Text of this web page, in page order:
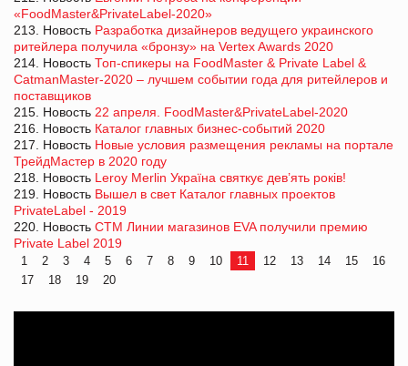
«FoodMaster&PrivateLabel-2020»
213. Новость Разработка дизайнеров ведущего украинского
ритейлера получила «бронзу» на Vertex Awards 2020
214. Новость Топ-спикеры на FoodMaster & Private Label &
CatmanMaster-2020 – лучшем событии года для ритейлеров и
поставщиков
215. Новость 22 апреля. FoodMaster&PrivateLabel-2020
216. Новость Каталог главных бизнес-событий 2020
217. Новость Новые условия размещения рекламы на портале
ТрейдМастер в 2020 году
218. Новость Leroy Merlin Україна святкує дев’ять років!
219. Новость Вышел в свет Каталог главных проектов
PrivateLabel - 2019
220. Новость СТМ Линии магазинов EVA получили премию
Private Label 2019
1 2 3 4 5 6 7 8 9 10 11 12 13 14 15
16
17
18 19 20